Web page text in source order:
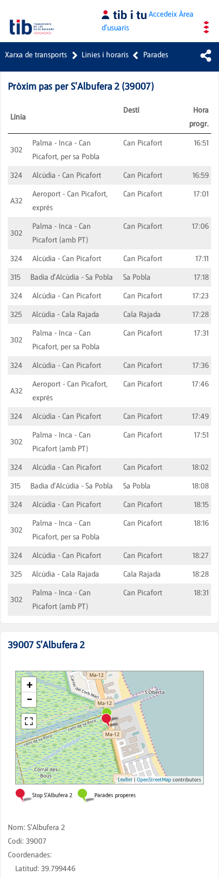
AccedeixÀrea
d'usuaris
Xarxa de transports Linies i horaris Parades
Pròxim pas per S'Albufera 2 (39007)
Línia
Destí
Hora
progr.
302
Palma - Inca - Can
Picafort, per sa Pobla
Can Picafort 16:51
324 Alcúdia - Can Picafort Can Picafort 16:59
A32
Aeroport - Can Picafort,
exprés
Can Picafort 17:01
302
Palma - Inca - Can
Picafort (amb PT)
Can Picafort 17:06
324 Alcúdia - Can Picafort Can Picafort
17:11
315
Badia d'Alcúdia - Sa Pobla Sa Pobla
17:18
324
Alcúdia - Can Picafort Can Picafort
17:23
325
Alcúdia - Cala Rajada Cala Rajada 17:28
302
Palma - Inca - Can
Picafort, per sa Pobla
Can Picafort 17:31
324 Alcúdia - Can Picafort Can Picafort 17:36
A32
Aeroport - Can Picafort,
exprés
Can Picafort 17:46
324 Alcúdia - Can Picafort Can Picafort 17:49
302
Palma - Inca - Can
Picafort (amb PT)
Can Picafort 17:51
324 Alcúdia - Can Picafort Can Picafort
18:02
315
Badia d'Alcúdia - Sa Pobla Sa Pobla
18:08
324
Alcúdia - Can Picafort Can Picafort 18:15
302
Palma - Inca - Can
Picafort, per sa Pobla
Can Picafort 18:16
324 Alcúdia - Can Picafort Can Picafort
18:27
325
Alcúdia - Cala Rajada Cala Rajada 18:28
302
Palma - Inca - Can
Picafort (amb PT)
Can Picafort 18:31
39007 S'Albufera 2
Nom: S'Albufera 2
Codi: 39007
Coordenades:
Latitud: 39.799446